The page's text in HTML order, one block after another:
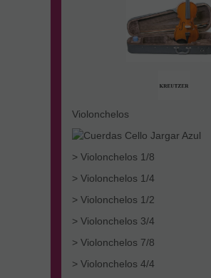
Violonchelos
> Violonchelos 1/8
> Violonchelos 1/4
> Violonchelos 1/2
> Violonchelos 3/4
> Violonchelos 7/8
> Violonchelos 4/4